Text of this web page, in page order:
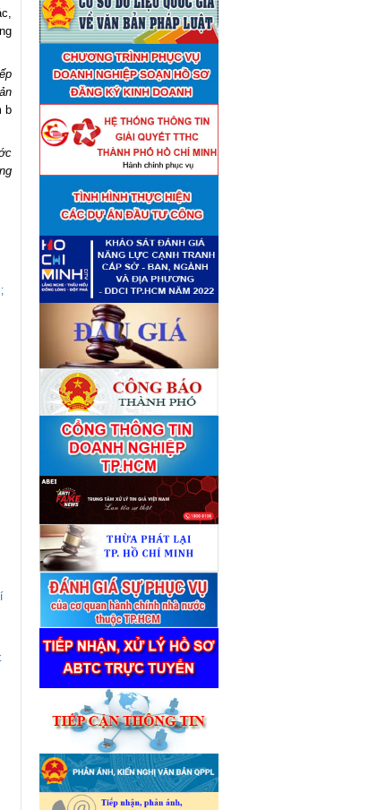
b
Thuê đơn vị tư vấn thẩm định
giá tài sản theo 09 Yêu cầu
định giá tài sản (04/08)
■ Quyết định số 4489/QĐ-
UBND ngày 21 tháng 7 năm
2026 của Ủy ban nhân dân
Thành phố về việc công bố
danh mục thủ tục hành chính
bị bãi bỏ lĩnh vực Công nghệ
thông tin thuộc phạm vi chức
năng quản lý của Sở Tài
chính (27/07)
Quyết định số 4477/QĐ-
UBND ngày 20 tháng 7 năm
2026 của Ủy ban nhân dân
Thành phố về việc công bố
danh mục thủ tục hành chính
nội bộ mới ban hành lĩnh vực
Công nghệ thông tin thuộc
phạm vi chức năng quản lý
của Sở Tài chính (27/07)
■
Thuê đơn vị tư vấn thẩm định
giá số C45701 (lần 2)
(27/07)
Thuê đơn vị tư vấn thẩm định
giá số 38965 (27/07)